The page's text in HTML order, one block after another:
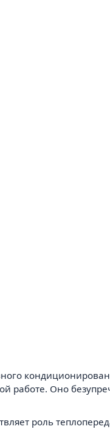
работе. Оно
роль